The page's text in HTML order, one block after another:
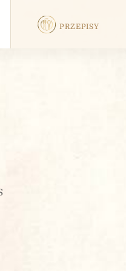
PRZEPISY